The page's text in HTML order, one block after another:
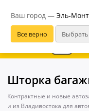
Ваш город — Эль-
В
Шторка
Контрактные и новые
и из Владивостока для